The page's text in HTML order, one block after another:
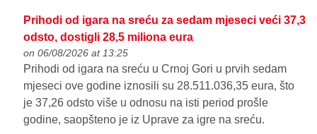
Prihodi od igara na sreću za sedam mjeseci veći 37,3
odsto, dostigli 28,5 miliona eura
on 06/08/2026 at 13:25
Prihodi od igara na sreću u Crnoj Gori u prvih sedam
mjeseci ove godine iznosili su 28.511.036,35 eura, što
je 37,26 odsto više u odnosu na isti period prošle
godine, saopšteno je iz Uprave za igre na sreću.